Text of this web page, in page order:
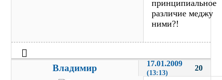
принципиальное
различие меджу
ними?!
20
Владимир 17.01.2009
(13:13)